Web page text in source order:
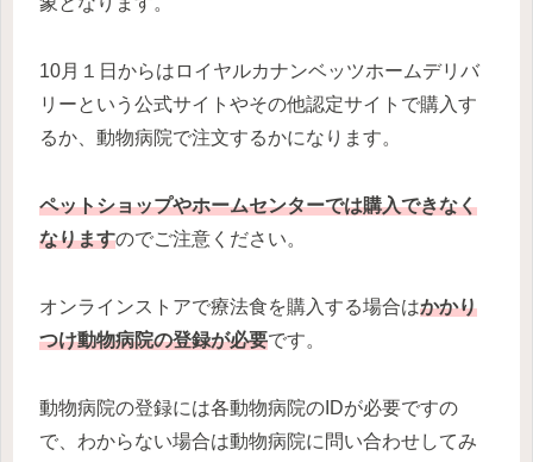
10月１日からはロイヤルカナンベッツホームデリバ
リーという公式サイトやその他認定サイトで購入す
るか、動物病院で注文するかになります。
ペットショップやホームセンターでは購入できなく
なりますのでご注意ください。
オンラインストアで療法食を購入する場合はかかり
つけ動物病院の登録が必要です。
動物病院の登録には各動物病院のIDが必要ですの
で、わからない場合は動物病院に問い合わせしてみ